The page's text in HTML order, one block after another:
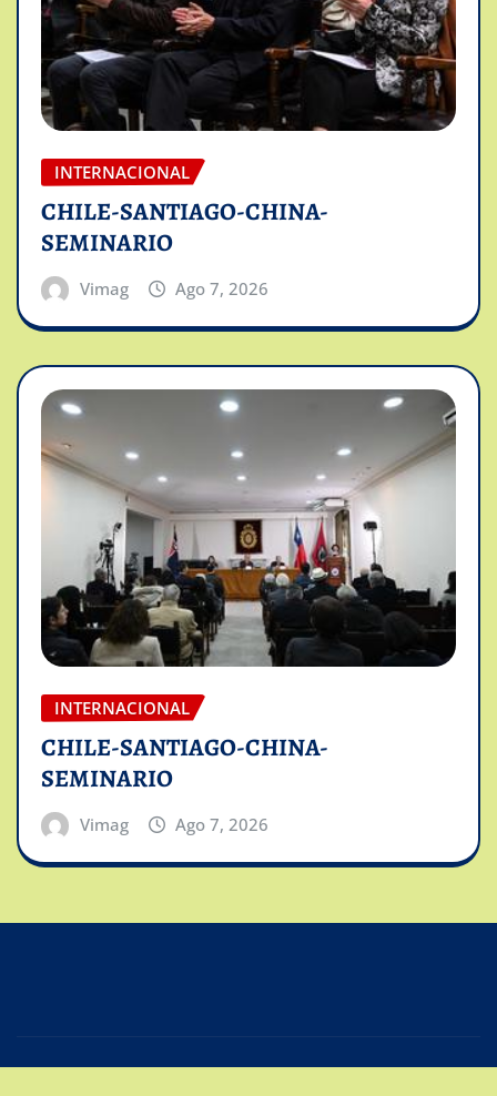
INTERNACIONAL
CHILE-SANTIAGO-CHINA-
SEMINARIO
Vimag Ago 7, 2026
INTERNACIONAL
CHILE-SANTIAGO-CHINA-
SEMINARIO
Vimag Ago 7, 2026